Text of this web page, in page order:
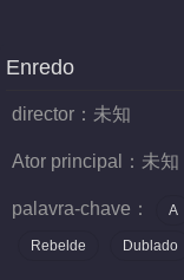
Enredo
director： 未知
Ator principal： 未知
palavra-chave： A
Rebelde Dublado